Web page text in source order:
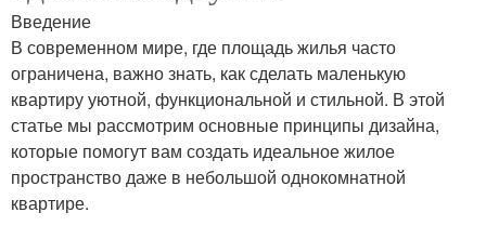
Глянцевые кухни Кухни в интерьере
Кухни в современном
стиле
Введение
В современном мире, где площадь жилья часто
ограничена, важно знать, как сделать маленькую
квартиру уютной, функциональной и стильной. В этой
статье мы рассмотрим основные принципы дизайна,
которые помогут вам создать идеальное жилое
пространство даже в небольшой однокомнатной
квартире.